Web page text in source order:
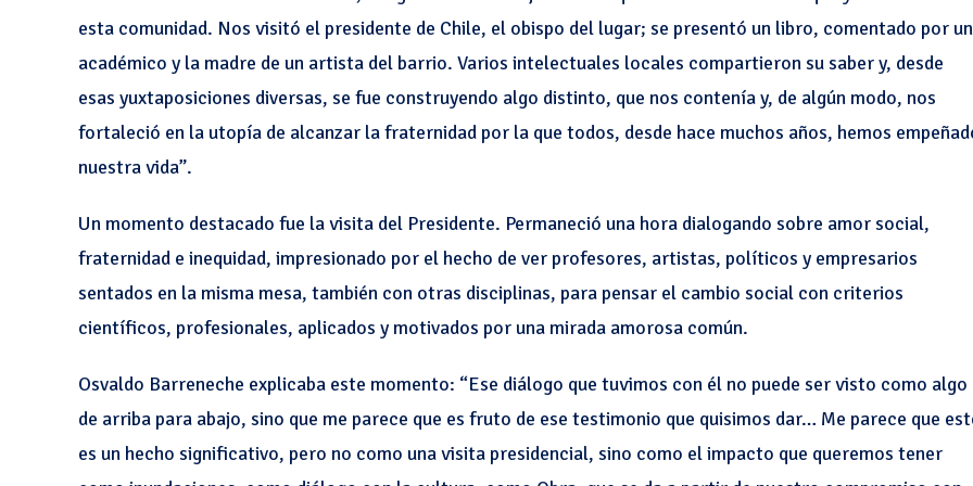
esta comunidad. Nos visitó el presidente de Chile, el obispo del lugar; se presentó un libro, comentado por un
académico y la madre de un artista del barrio. Varios intelectuales locales compartieron su saber y, desde
esas yuxtaposiciones diversas, se fue construyendo algo distinto, que nos contenía y, de algún modo, nos
fortaleció en la utopía de alcanzar la fraternidad por la que todos, desde hace muchos años, hemos
nuestra vida”.
Un momento destacado fue la visita del Presidente. Permaneció una hora dialogando sobre amor social,
fraternidad e inequidad, impresionado por el hecho de ver profesores, artistas, políticos y empresarios
sentados en la misma mesa, también con otras disciplinas, para pensar el cambio social con criterios
científicos, profesionales, aplicados y motivados por una mirada amorosa común.
Osvaldo Barreneche explicaba este momento: “Ese diálogo que tuvimos con él no puede ser visto como algo
de arriba para abajo, sino que me parece que es fruto de ese testimonio que quisimos dar… Me parece que
es un hecho significativo, pero no como una visita presidencial, sino como el impacto que queremos tener